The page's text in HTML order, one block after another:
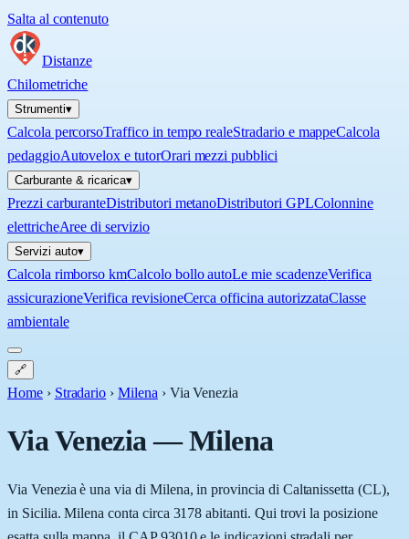
Salta al contenuto
Distanze
Chilometriche
Strumenti▾
Calcola percorsoTraffico in tempo realeStradario e mappeCalcola
pedaggioAutovelox e tutorOrari mezzi pubblici
Carburante & ricarica▾
Prezzi carburanteDistributori metanoDistributori GPLColonnine
elettricheAree di servizio
Servizi auto▾
Calcola rimborso kmCalcolo bollo autoLe mie scadenzeVerifica
assicurazioneVerifica revisioneCerca officina autorizzataClasse
ambientale
🔗
Home › Stradario › Milena › Via Venezia
Via Venezia—Milena
Via Venezia è una via di Milena, in provincia di Caltanissetta (CL),
in Sicilia. Milena conta circa 3178 abitanti. Qui trovi la posizione